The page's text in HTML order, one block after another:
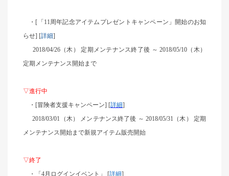
・[「11周年記念アイテムプレゼントキャンペーン」開始のお知
らせ] [詳細]
2018/04/26（木） 定期メンテナンス終了後 ～ 2018/05/10（木）
定期メンテナンス開始まで
▽進行中
・[冒険者支援キャンペーン] [詳細]
2018/03/01
（木） メンテナンス終了後 ～ 2018/05/31（木） 定期
メンテナンス開始まで新規アイテム販売開始
▽終了
・「4月ログインイベント」 [詳細]